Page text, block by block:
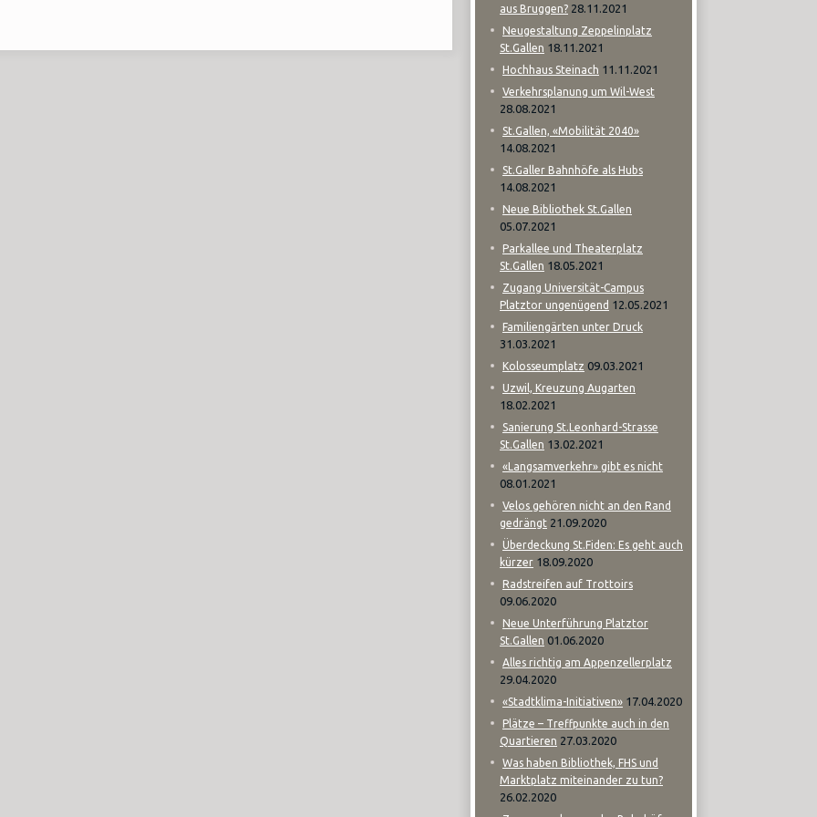
aus Bruggen? 28.11.2021
Neugestaltung Zeppelinplatz
St.Gallen 18.11.2021
Hochhaus Steinach 11.11.2021
Verkehrsplanung um Wil-West
28.08.2021
St.Gallen, «Mobilität 2040»
14.08.2021
St.Galler Bahnhöfe als Hubs
14.08.2021
Neue Bibliothek St.Gallen
05.07.2021
Parkallee und Theaterplatz
St.Gallen 18.05.2021
Zugang Universität-Campus
Platztor ungenügend 12.05.2021
Familiengärten unter Druck
31.03.2021
Kolosseumplatz 09.03.2021
Uzwil, Kreuzung Augarten
18.02.2021
Sanierung St.Leonhard-Strasse
St.Gallen 13.02.2021
«Langsamverkehr» gibt es nicht
08.01.2021
Velos gehören nicht an den Rand
gedrängt 21.09.2020
Überdeckung St.Fiden: Es geht auch
kürzer 18.09.2020
Radstreifen auf Trottoirs
09.06.2020
Neue Unterführung Platztor
St.Gallen 01.06.2020
Alles richtig am Appenzellerplatz
29.04.2020
«Stadtklima-Initiativen» 17.04.2020
Plätze – Treffpunkte auch in den
Quartieren 27.03.2020
Was haben Bibliothek, FHS und
Marktplatz miteinander zu tun?
26.02.2020